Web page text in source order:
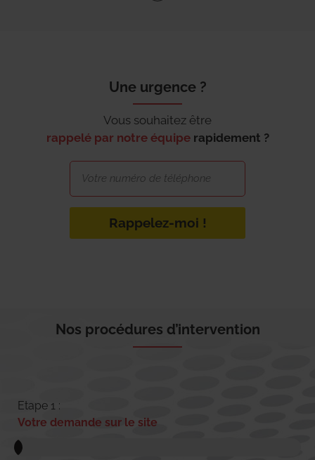
Une urgence ?
Vous souhaitez être
rappelé par notre équipe rapidement ?
Rappelez-moi !
Nos procédures d’intervention
Etape 1 :
Votre demande sur le site